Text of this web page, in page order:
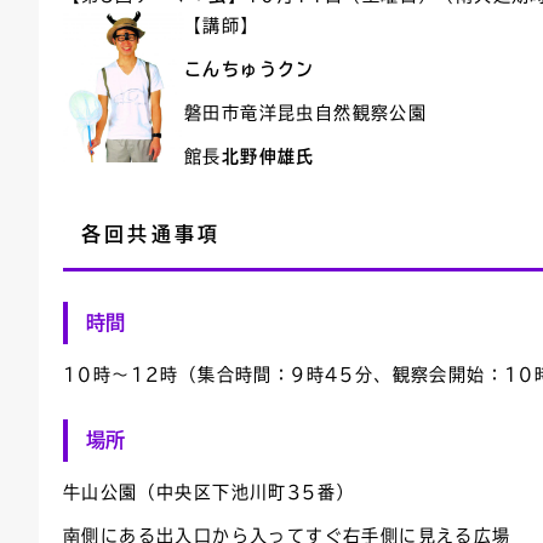
【講師】
こんちゅうクン
磐田市竜洋昆虫自然観察公園
館長北野伸雄氏
各回共通事項
時間
10時～12時（集合時間：9時45分、観察会開始：10
場所
牛山公園（中央区下池川町35番）
南側にある出入口から入ってすぐ右手側に見える広場